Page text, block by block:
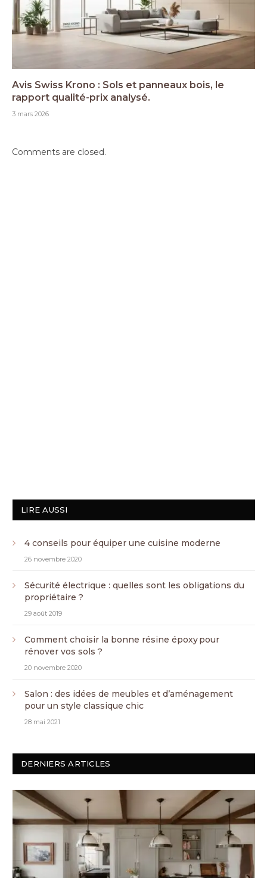
Avis Swiss Krono : Sols et panneaux bois, le
rapport qualité-prix analysé.
3 mars 2026
Comments are closed.
LIRE AUSSI
4 conseils pour équiper une cuisine moderne
26 novembre 2020
Sécurité électrique : quelles sont les obligations du
propriétaire ?
29 août 2019
Comment choisir la bonne résine époxy pour
rénover vos sols ?
20 novembre 2020
Salon : des idées de meubles et d’aménagement
pour un style classique chic
28 mai 2021
DERNIERS ARTICLES